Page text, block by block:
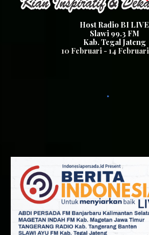
Host Radio BI LIVE
Slawi 99.3 FM
Kab. TegalJateng
10 Februari - 14 Februari